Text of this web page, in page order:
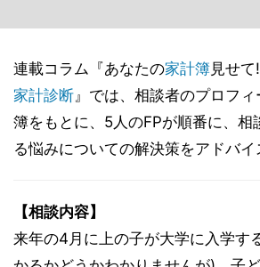
連載コラム『あなたの家計簿見せ
家計診断』では、相談者のプロフ
簿をもとに、5人のFPが順番に、相
る悩みについての解決策をアドバイ
【相談内容】
来年の4月に上の子が大学に入学す